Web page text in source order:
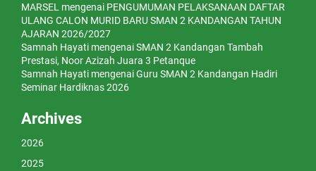
MARSEL mengenai PENGUMUMAN PELAKSANAAN DAFTAR
ULANG CALON MURID BARU SMAN 2 KANDANGAN TAHUN
AJARAN 2026/2027
Samnah Hayati mengenaiSMAN 2 Kandangan Tambah
Prestasi, Noor Azizah Juara 3 Petanque
Samnah Hayati mengenaiGuru SMAN 2 Kandangan Hadiri
Seminar Hardiknas 2026
Archives
2026
2025